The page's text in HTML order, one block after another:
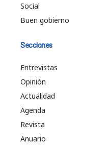
Social
Buen gobierno
Secciones
Entrevistas
Opinión
Actualidad
Agenda
Revista
Anuario